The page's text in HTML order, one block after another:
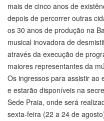
mais de cinco anos de
depois de percorrer outras
os 30 anos de produção na
musical inovadora de
através da execução de
maiores representantes da
Os ingressos para assistir ao
e estarão disponíveis na
Sede Praia, onde será
sexta-feira (22 a 24 de